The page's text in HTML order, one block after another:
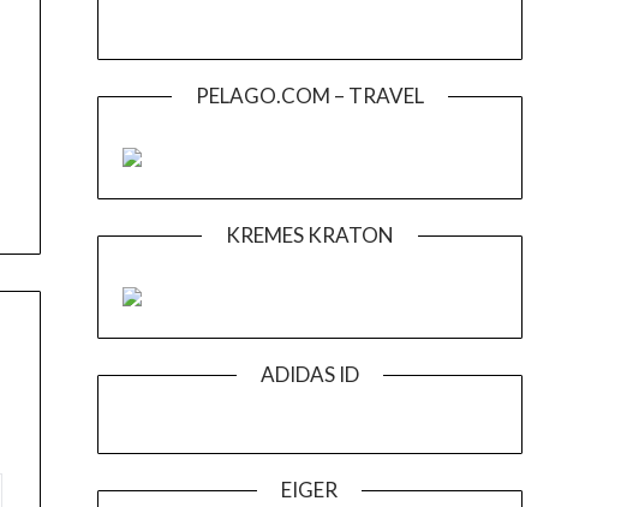
PELAGO.COM – TRAVEL
KREMES KRATON
ADIDAS ID
EIGER